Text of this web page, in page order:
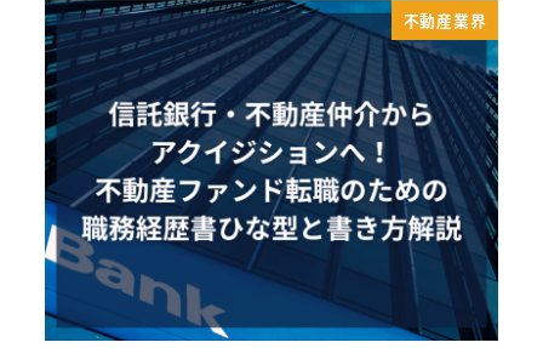
不動産業界